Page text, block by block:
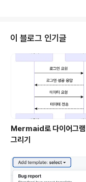
요. 그럴때 우리는 위치 정보
는 디바이스 기본 해당 앱 설
디바이스 > 설정에서 해당 앱
노출되지 않는 문제가 있었습
테스트를 해볼 수가 없었던 이
기본 앱 설정이 목록에 나타나
이 블로그 인기글
Mermaid로 다이어그램
그리기